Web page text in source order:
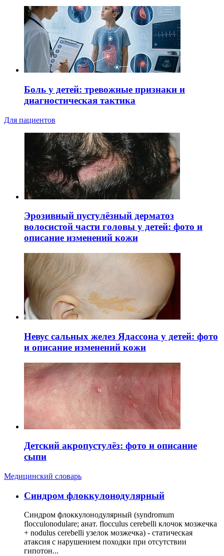
Боль у детей: тревожные признаки и
диагностическая тактика
Для пациентов
Эрозивный пустулёзный дерматоз
волосистой части головы у детей: фото и
описание изменений кожи
Невус сальных желез Ядассона у детей: фото
и описание изменений кожи
Детский акропустулёз: фото и описание
сыпи
Медицинский словарь
Cиндром флоккулонодулярный
Синдром флоккулонодулярный (syndromum
flocculonodulare; анат. flocculus cerebelli клочок мозжечка
+ nodulus cerebelli узелок мозжечка) - статическая
атаксия с нарушением походки при отсутствии
гипотон...